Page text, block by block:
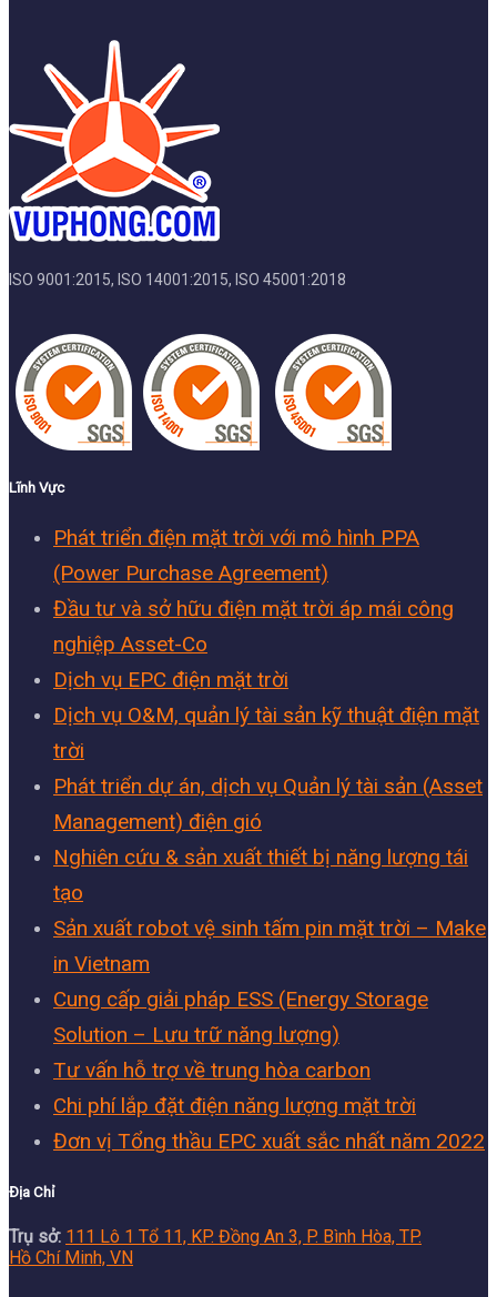
ISO 9001:2015, ISO 14001:2015, ISO 45001:2018
Lĩnh Vực
Phát triển điện mặt trời với mô hình PPA
(Power Purchase Agreement)
Đầu tư và sở hữu điện mặt trời áp mái công
nghiệp Asset-Co
Dịch vụ EPC điện mặt trời
Dịch vụ O&M, quản lý tài sản kỹ thuật điện mặt
trời
Phát triển dự án, dịch vụ Quản lý tài sản (Asset
Management) điện gió
Nghiên cứu & sản xuất thiết bị năng lượng tái
tạo
Sản xuất robot vệ sinh tấm pin mặt trời – Make
in Vietnam
Cung cấp giải pháp ESS (Energy Storage
Solution – Lưu trữ năng lượng)
Tư vấn hỗ trợ về trung hòa carbon
Chi phí lắp đặt điện năng lượng mặt trời
Đơn vị Tổng thầu EPC xuất sắc nhất năm 2022
Địa Chỉ
Trụ sở: 111 Lô 1 Tổ 11, KP. Đồng An 3, P. Bình Hòa, TP.
Hồ Chí Minh, VN